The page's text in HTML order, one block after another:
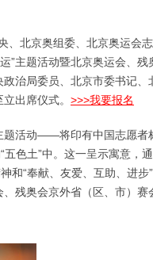
北京奥组委、北京奥运会
”主题活动暨北京奥运会、残
治局委员、北京市委书记、
出席仪式。 >>>我要报名
活动――将印有中国志愿者
色土”中。这一呈示寓意，
和“奉献、友爱、互助、进步
残奥会京外省（区、市）赛